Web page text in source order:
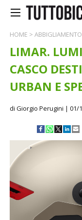
HOME > ABBIGLIAMENTO
LIMAR.
CASCO
URBAN E
di Giorgio Perugini | 01/